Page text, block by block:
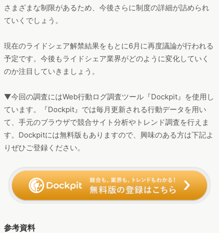
さまざまな制限があるため、今後さらに制度の詳細が詰められ
ていくでしょう。
現在のライドシェア解禁結果をもとに6月に再度議論が行われる
予定です。今後もライドシェア業界がどのように変化していく
のか注目していきましょう。
▼今回の調査にはWeb行動ログ調査ツール『Dockpit』を使用し
ています。『Dockpit』では毎月更新される行動データを用い
て、手元のブラウザで競合サイト分析やトレンド調査を行えま
す。Dockpitには無料版もありますので、興味のある方は下記よ
りぜひご登録ください。
参考資料